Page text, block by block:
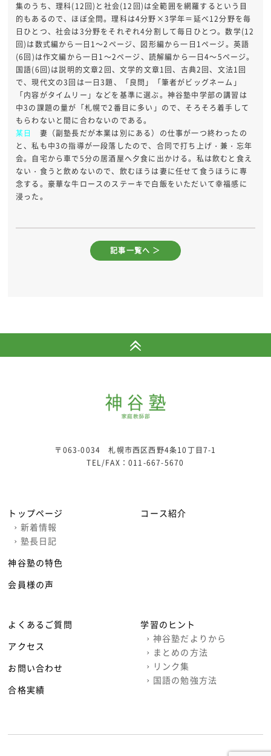
集のうち、理科(12回)と社会(12回)は全範囲を網羅するという目
的もあるので、ほぼ全問。理科は4分野×3学年＝延べ12分野を毎
日ひとつ、社会は3分野をそれぞれ4分割して毎日ひとつ。数学(12
回)は数式編から一日1～2ページ、図形編から一日1ページ。英語
(6回)は作文編から一日1～2ページ、読解編から一日4～5ページ。
国語(6回)は説明的文章2回、文学的文章1回、古典2回、文法1回
で、現代文の3回は一日3題、「良問」「筆者がビッグネーム」
「内容がタイムリー」などを基準に選ぶ。神谷塾中学部の講習は
中3の課題の量が「札幌で2番目に多い」ので、そろそろ着手して
もらわないと間に合わないのである。
某日
妻（副塾長だが本業は別にある）の仕事が一つ終わったの
と、私も中3の指導が一段落したので、合同で打ち上げ・兼・忘年
会。自宅から車で5分の居酒屋へ夕食に出かける。私は飲むと食え
ない・食うと飲めないので、飲むほうは妻に任せて食うほうに専
念する。豪華な牛ロースのステーキで白飯をいただいて幸福感に
浸った。
記事一覧へ ＞
〒063-0034 札幌市西区西野4条10丁目7-1
TEL/FAX：011-667-5670
トップページ
› 新着情報
› 塾長日記
神谷塾の特色
会員様の声
コース紹介
よくあるご質問
アクセス
お問い合わせ
合格実績
学習のヒント
› 神谷塾だよりから
› まとめの方法
› リンク集
› 国語の勉強方法